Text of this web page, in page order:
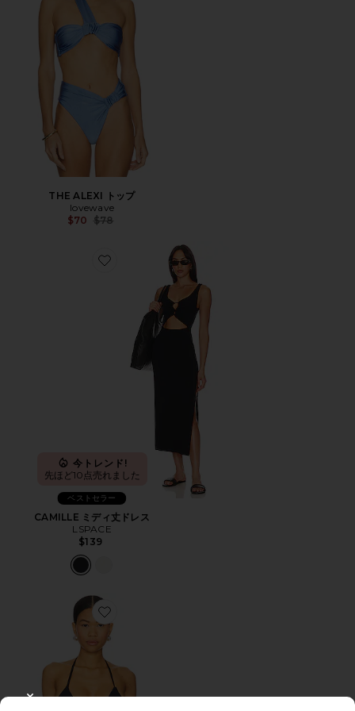
THE ALEXI トップ
lovewave
$70 Previous price:
$78
Favorite CAMILLE ミディ丈ドレス
今トレンド!
先ほど10点売れました
ベストセラー
CAMILLE ミディ丈ドレス
LSPACE
$139
Favorite JESSICA トップ